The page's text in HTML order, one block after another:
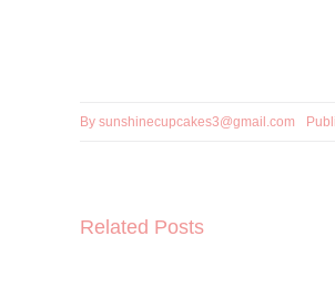
By sunshinecupcakes3@gmail.com
Related Posts